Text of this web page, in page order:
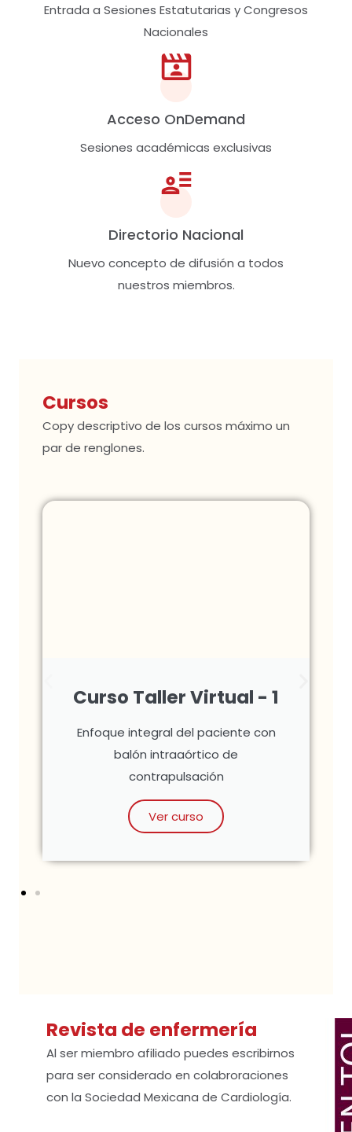
Entrada a Sesiones Estatutarias y Congresos
Nacionales
Acceso OnDemand
Sesiones académicas exclusivas
Directorio Nacional
Nuevo concepto de difusión a todos
nuestros miembros.
Cursos
Copy descriptivo de los cursos máximo un
par de renglones.
Curso Taller Virtual - 1
Enfoque integral del paciente con
balón intraaórtico de
contrapulsación
Ver curso
Revista de enfermería
Al ser miembro afiliado puedes escribirnos
para ser considerado en colabroraciones
con la Sociedad Mexicana de Cardiología.